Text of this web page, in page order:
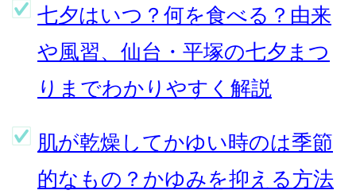
七夕はいつ？何を食べる？由来
や風習、仙台・平塚の七夕まつ
りまでわかりやすく解説
肌が乾燥してかゆい時のは季節
的なもの？かゆみを抑える方法